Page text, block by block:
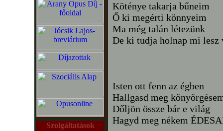
Szolgáltatások
Köténye takarja bűneim
Ő ki megérti könnyeim
Ma még talán létezünk
De ki tudja holnap mi lesz
Isten ott fenn az égben
Hallgasd meg
Dőljön össze bár e világ
Hagyd meg nékem